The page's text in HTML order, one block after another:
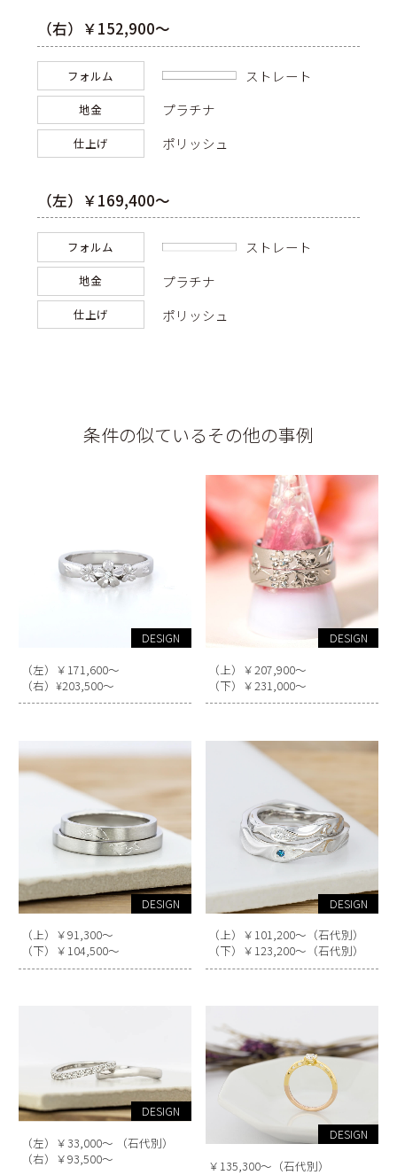
（右）￥152,900～
フォルム ストレート
地金 プラチナ
仕上げ ポリッシュ
（左）￥169,400～
フォルム ストレート
地金 プラチナ
仕上げ ポリッシュ
条件の似ているその他の事例
DESIGN
（左）￥171,600～
（右）¥203,500～
DESIGN
（上）￥207,900～
（下）￥231,000～
DESIGN
（上）￥91,300～
（下）￥104,500～
DESIGN
（上）￥101,200～（石代別）
（下）￥123,200～（石代別）
DESIGN
（左）￥33,000～ （石代別）
（右）￥93,500～
DESIGN
￥135,300～（石代別）